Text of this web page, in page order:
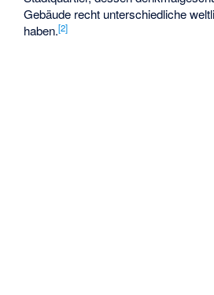
Gebäude recht unterschiedliche
haben.[2]